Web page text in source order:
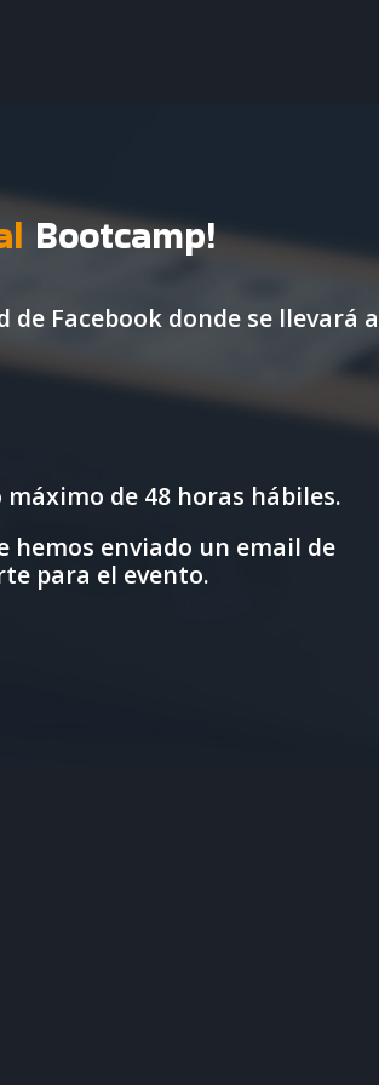
Bootcamp!
Facebook donde se llevará a
de 48 horas hábiles.
enviado un email de
para el evento.